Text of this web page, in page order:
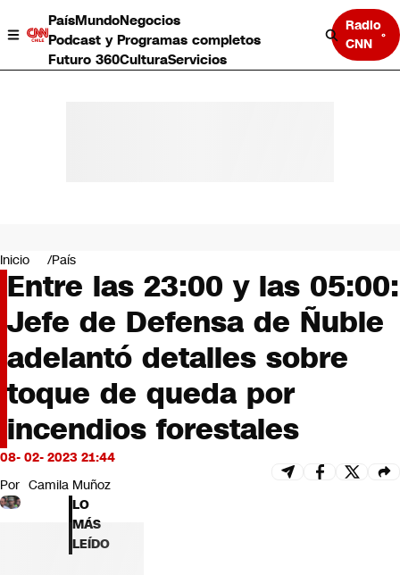
PaísMundoNegocios
Podcast y Programas completos
Futuro 360CulturaServicios
Radio
CNN
Negocios
Deportes
Programas completos
Cultura
Servicios
Bits
CNN tiempo
Futuro 360
Opinión
Inicio País
Entre las 23:00 y las 05:00:
Jefe de Defensa de Ñuble
adelantó detalles sobre
toque de queda por
incendios forestales
08- 02- 2023 21:44
Por Camila Muñoz
LO
MÁS
LEÍDO